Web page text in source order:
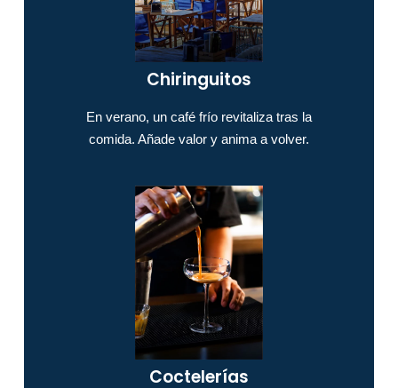
Chiringuitos​
En verano, un café frío revitaliza tras la
comida. Añade valor y anima a volver.
Coctelerías​